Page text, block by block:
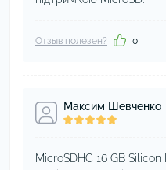
Отзыв полезен? 0
Максим Шевченко
MicroSDHC 16 GB